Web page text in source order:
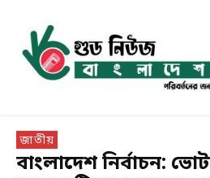
জাতীয়
বাংলাদেশ নির্বাচন: